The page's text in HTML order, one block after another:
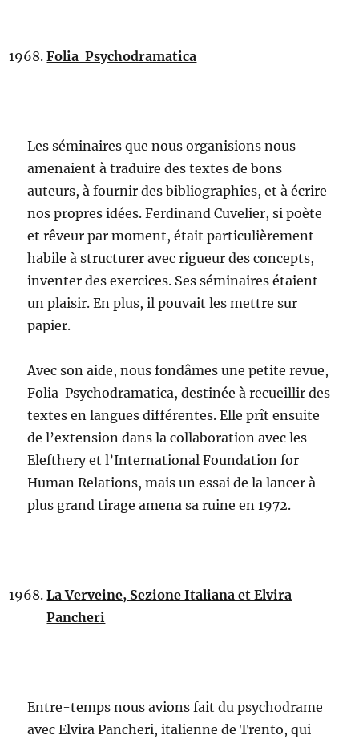
Folia Psychodramatica
Les séminaires que nous organisions nous
amenaient à traduire des textes de bons
auteurs, à fournir des bibliographies, et à écrire
nos propres idées. Ferdinand Cuvelier, si poète
et rêveur par moment, était particulièrement
habile à structurer avec rigueur des concepts,
inventer des exercices. Ses séminaires étaient
un plaisir. En plus, il pouvait les mettre sur
papier.
Avec son aide, nous fondâmes une petite revue,
Folia Psychodramatica, destinée à recueillir des
textes en langues différentes. Elle prît ensuite
de l’extension dans la collaboration avec les
Elefthery et l’International Foundation for
Human Relations, mais un essai de la lancer à
plus grand tirage amena sa ruine en 1972.
La Verveine, Sezione Italiana et Elvira
Pancheri
Entre-temps nous avions fait du psychodrame
avec Elvira Pancheri, italienne de Trento, qui